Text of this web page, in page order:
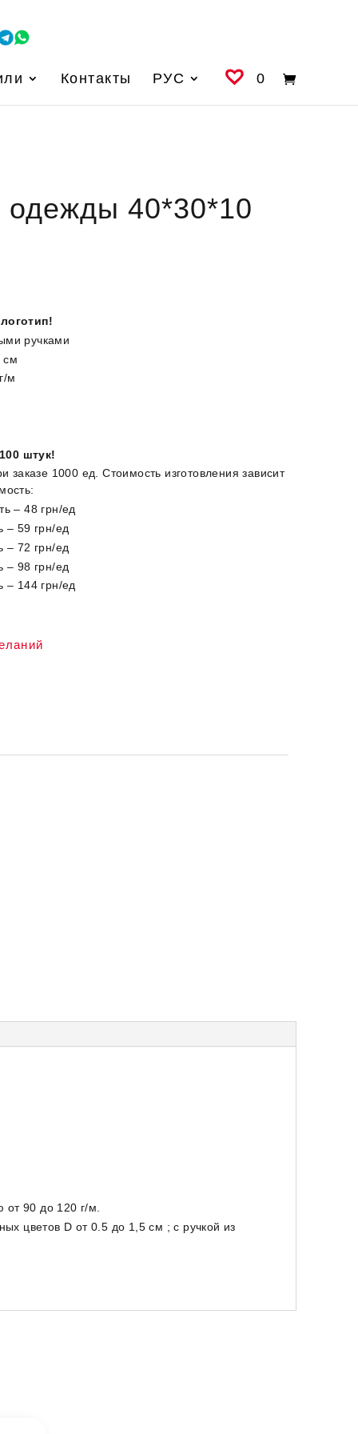
Контакты РУС 0
40*30*10
ручками
см
м
штук!
заказе 1000 ед. Стоимость изготовления зависит
– 48 грн/ед
– 59 грн/ед
– 72 грн/ед
– 98 грн/ед
– 144 грн/ед
от 90 до 120 г/м.
цветов D от 0.5 до 1,5 см ; с ручкой из